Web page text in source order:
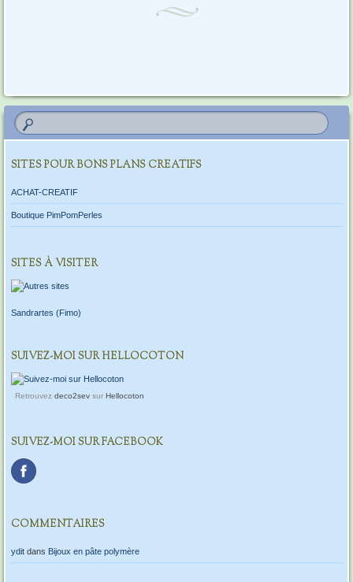
SITES POUR BONS PLANS CREATIFS
ACHAT-CREATIF
Boutique PimPomPerles
SITES À VISITER
Sandrartes (Fimo)
SUIVEZ-MOI SUR HELLOCOTON
Retrouvez deco2sevsur Hellocoton
SUIVEZ-MOI SUR FACEBOOK
COMMENTAIRES
yditdans Bijoux en pâte polymère